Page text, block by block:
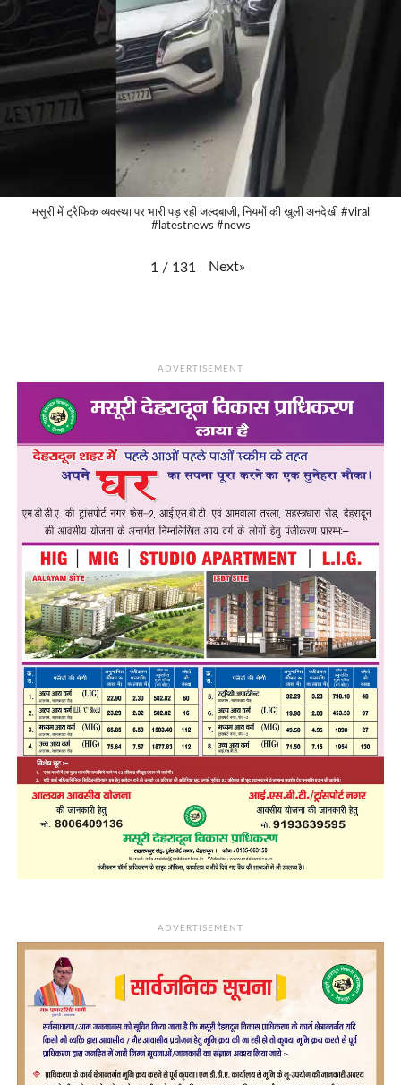
मसूरी में ट्रैफिक व्यवस्था पर भारी पड़ रही जल्दबाजी, नियमों की खुली अनदेखी #viral
#latestnews #news
1 / 131 Next»
ADVERTISEMENT
ADVERTISEMENT